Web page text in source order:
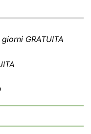
GRATUITA